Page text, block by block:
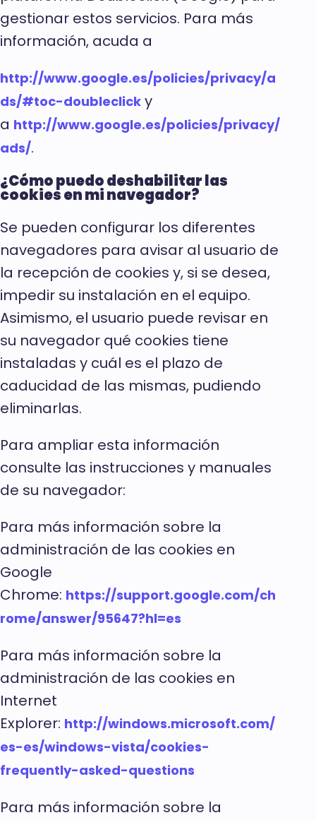
gestionar estos servicios. Para más
información, acuda a
http://www.google.es/policies/privacy/a
ds/#toc-doubleclick y
a http://www.google.es/policies/privacy/
ads/.
¿Cómo puedo deshabilitar las
cookies en mi navegador?
Se pueden configurar los diferentes
navegadores para avisar al usuario de
la recepción de cookies y, si se desea,
impedir su instalación en el equipo.
Asimismo, el usuario puede revisar en
su navegador qué cookies tiene
instaladas y cuál es el plazo de
caducidad de las mismas, pudiendo
eliminarlas.
Para ampliar esta información
consulte las instrucciones y manuales
de su navegador:
Para más información sobre la
administración de las cookies en
Google
Chrome: https://support.google.com/ch
rome/answer/95647?hl=es
Para más información sobre la
administración de las cookies en
Internet
Explorer: http://windows.microsoft.com/
es-es/windows-vista/cookies-
frequently-asked-questions
Para más información sobre la